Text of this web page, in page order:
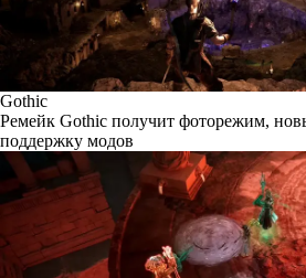
Gothic
Ремейк Gothic получит фоторежим,
поддержку модов